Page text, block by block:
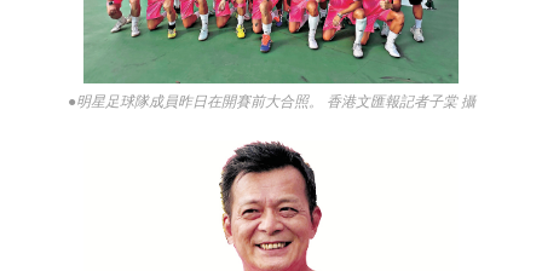
●明星足球隊成員昨日在開賽前大合照。 香港文匯報記者子棠 攝